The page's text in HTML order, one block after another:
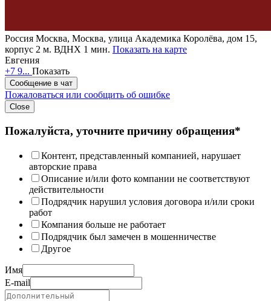
Россия Москва, Москва, улица Академика Королёва, дом 15,
корпус 2 м. ВДНХ 1 мин. Показать на карте
Евгения
+7 9... Показать
Сообщение в чат
Пожаловаться или сообщить об ошибке
Close
Пожалуйста, уточните причину обращения*
Контент, представленный компанией, нарушает
авторские права
Описание и/или фото компании не соответствуют
действительности
Подрядчик нарушил условия договора и/или сроки
работ
Компания больше не работает
Подрядчик был замечен в мошенничестве
Другое
Имя
E-mail